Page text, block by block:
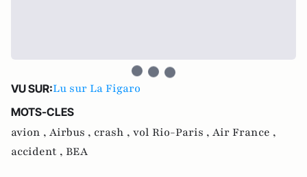
VU SUR:Lu sur La Figaro
MOTS-CLES
avion , Airbus , crash , vol Rio-Paris , Air France ,
accident , BEA